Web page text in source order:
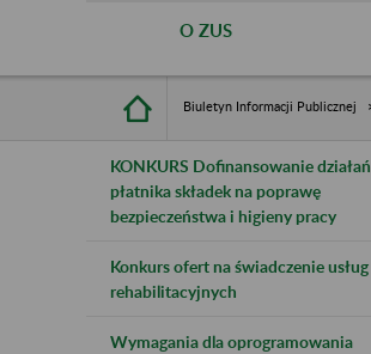
O ZUS
Biuletyn Informacji Publicznej
KONKURS Dofinansowanie działań
płatnika składek na poprawę
bezpieczeństwa i higieny pracy
Konkurs ofert na świadczenie usług
rehabilitacyjnych
Wymagania dla oprogramowania